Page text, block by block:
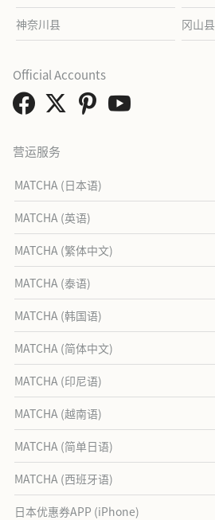
神奈川县 冈山县
营运服务
MATCHA (日本语)
MATCHA (英语)
MATCHA (繁体中文)
MATCHA (泰语)
MATCHA (韩国语)
MATCHA (简体中文)
MATCHA (印尼语)
MATCHA (越南语)
MATCHA (简单日语)
MATCHA (西班牙语)
日本优惠券APP (iPhone)
Official Accounts